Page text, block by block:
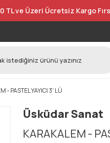
TL ve Üzeri Ücretsiz Kargo
- PASTEL YAYICI 3' LÜ
Üsküdar Sanat
KARAKALEM -